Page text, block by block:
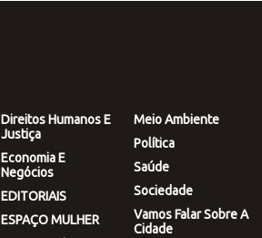
Direitos Humanos E
Justiça
Economia E
Negócios
EDITORIAIS
ESPAÇO MULHER
Meio Ambiente
Política
Saúde
Sociedade
Vamos Falar Sobre A
Cidade